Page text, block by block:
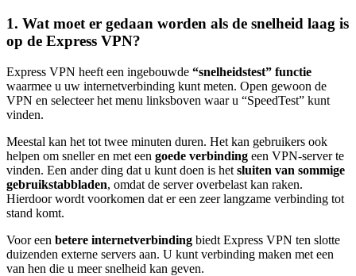
1. Wat moet er gedaan worden als de snelheid laag is
op de Express VPN?
Express VPN heeft een ingebouwde “snelheidstest” functie
waarmee u uw internetverbinding kunt meten. Open gewoon de
VPN en selecteer het menu linksboven waar u “SpeedTest” kunt
vinden.
Meestal kan het tot twee minuten duren. Het kan gebruikers ook
helpen om sneller en met een goede verbinding een VPN-server te
vinden. Een ander ding dat u kunt doen is het sluiten van sommige
gebruikstabbladen, omdat de server overbelast kan raken.
Hierdoor wordt voorkomen dat er een zeer langzame verbinding tot
stand komt.
Voor een betere internetverbinding biedt Express VPN ten slotte
duizenden externe servers aan. U kunt verbinding maken met een
van hen die u meer snelheid kan geven.